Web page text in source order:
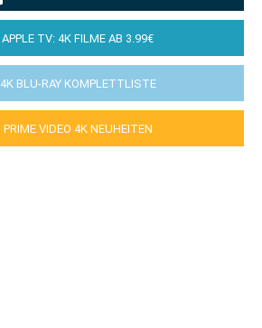
APPLE TV: 4K FILME AB 3.99€
4K BLU-RAY KOMPLETTLISTE
PRIME VIDEO 4K NEUHEITEN